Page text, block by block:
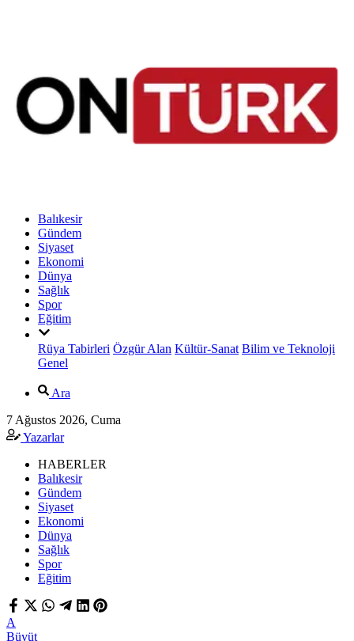
Balıkesir
Gündem
Siyaset
Ekonomi
Dünya
Sağlık
Spor
Eğitim
Rüya Tabirleri Özgür Alan Kültür-Sanat Bilim ve Teknoloji
Genel
Ara
7 Ağustos 2026, Cuma
Yazarlar
HABERLER
Balıkesir
Gündem
Siyaset
Ekonomi
Dünya
Sağlık
Spor
Eğitim
A
Büyüt